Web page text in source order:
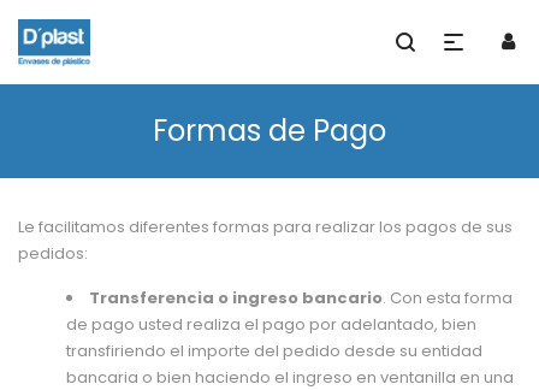
Formas de Pago
Le facilitamos diferentes formas para realizar los pagos de sus
pedidos:
Transferencia o ingreso bancario. Con esta forma
de pago usted realiza el pago por adelantado, bien
transfiriendo el importe del pedido desde su entidad
bancaria o bien haciendo el ingreso en ventanilla en una